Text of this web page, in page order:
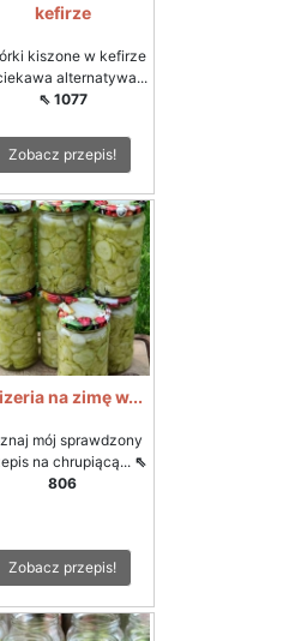
kefirze
kiszone w kefirze
alternatywa...
⇖ 1077
Zobacz przepis!
na zimę w...
mój sprawdzony
na chrupiącą... ⇖
806
Zobacz przepis!